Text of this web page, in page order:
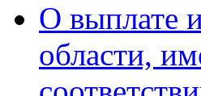
О выплате
области,